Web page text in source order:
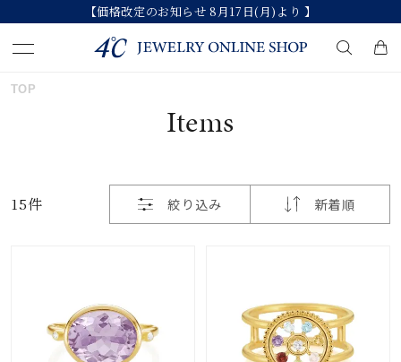
【価格改定のお知らせ 8月17日(月)より 】
#ダイヤモンド ネックレス
ブランド
TOP
Items
15件 絞り込み 新着順
価格が高い
お気に入り登録数